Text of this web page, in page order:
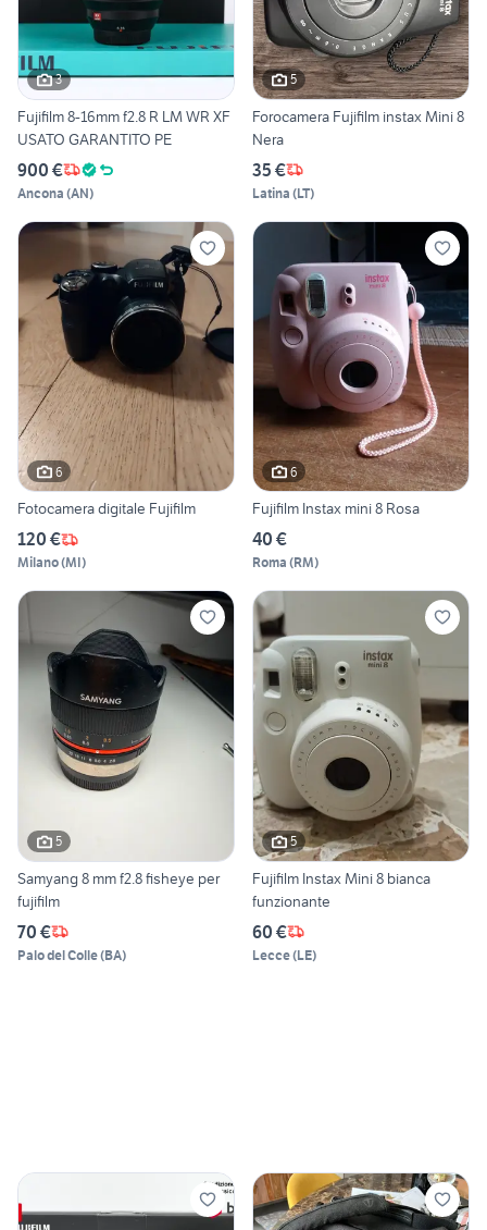
3
Fujifilm 8-16mm f2.8 R LM WR XF
USATO GARANTITO PE
900 €
Ancona (AN)
5
Forocamera Fujifilm instax Mini 8
Nera
35 €
Latina (LT)
6
Fotocamera digitale Fujifilm
120 €
Milano(MI)
6
Fujifilm Instax mini 8 Rosa
40 €
Roma (RM)
5
Samyang 8 mm f2.8 fisheye per
fujifilm
70 €
Palo del Colle(BA)
5
Fujifilm Instax Mini 8 bianca
funzionante
60 €
Lecce(LE)